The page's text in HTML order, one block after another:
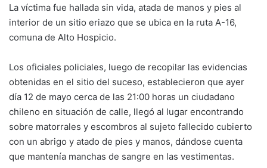
La víctima fue hallada sin vida, atada de manos y pies al
interior de un sitio eriazo que se ubica en la ruta A-16,
comuna de Alto Hospicio.
Los oficiales policiales, luego de recopilar las evidencias
obtenidas en el sitio del suceso, establecieron que ayer
día 12 de mayo cerca de las 21:00 horas un ciudadano
chileno en situación de calle, llegó al lugar encontrando
sobre matorrales y escombros al sujeto fallecido cubierto
con un abrigo y atado de pies y manos, dándose cuenta
que mantenía manchas de sangre en las vestimentas.